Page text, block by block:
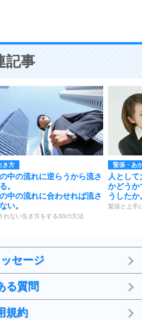
記事
き方
中の流れに逆らうから流さ
。
中の流れに合わせれば流さ
い。
れない生き方をする30の方法
緊張・あ
人とし
かどうか
うしたか
緊張と上手
セージ
る質問
規約